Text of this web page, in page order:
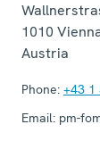
1010
Austria
Phone: +43 1
Email: pm-